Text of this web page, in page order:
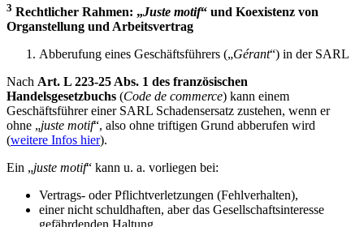
3 Rechtlicher Rahmen: „Juste motif“ und Koexistenz von
Organstellung und Arbeitsvertrag
Abberufung eines Geschäftsführers („Gérant“) in der SARL
Nach Art. L 223-25 Abs. 1 des französischen
Handelsgesetzbuchs (Code de commerce) kann einem
Geschäftsführer einer SARL Schadensersatz zustehen, wenn er
ohne „juste motif“, also ohne triftigen Grund abberufen wird
(weitere Infos hier).
Ein „juste motif“ kann u. a. vorliegen bei:
Vertrags- oder Pflichtverletzungen (Fehlverhalten),
einer nicht schuldhaften, aber das Gesellschaftsinteresse
gefährdenden Haltung,